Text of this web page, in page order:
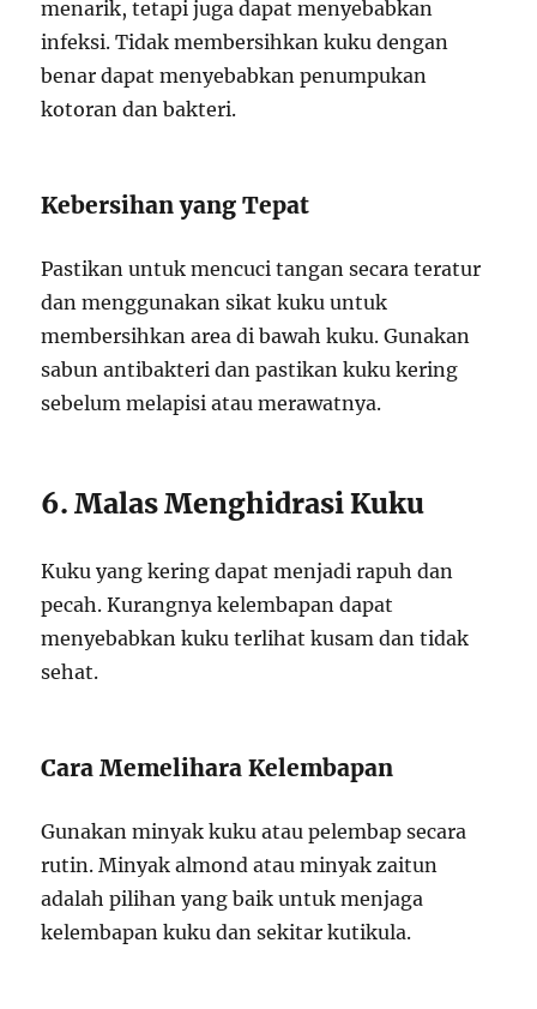
menarik, tetapi juga dapat menyebabkan
infeksi. Tidak membersihkan kuku dengan
benar dapat menyebabkan penumpukan
kotoran dan bakteri.
Kebersihan yang Tepat
Pastikan untuk mencuci tangan secara teratur
dan menggunakan sikat kuku untuk
membersihkan area di bawah kuku. Gunakan
sabun antibakteri dan pastikan kuku kering
sebelum melapisi atau merawatnya.
6. Malas Menghidrasi Kuku
Kuku yang kering dapat menjadi rapuh dan
pecah. Kurangnya kelembapan dapat
menyebabkan kuku terlihat kusam dan tidak
sehat.
Cara Memelihara Kelembapan
Gunakan minyak kuku atau pelembap secara
rutin. Minyak almond atau minyak zaitun
adalah pilihan yang baik untuk menjaga
kelembapan kuku dan sekitar kutikula.